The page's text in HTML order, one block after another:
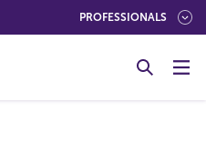
PROFESSIONALS